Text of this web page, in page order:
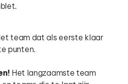
team dat als eerste klaar
punten.
Het langzaamste team